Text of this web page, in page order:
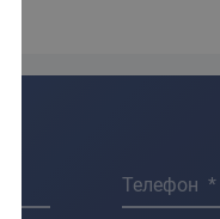
Телефон *